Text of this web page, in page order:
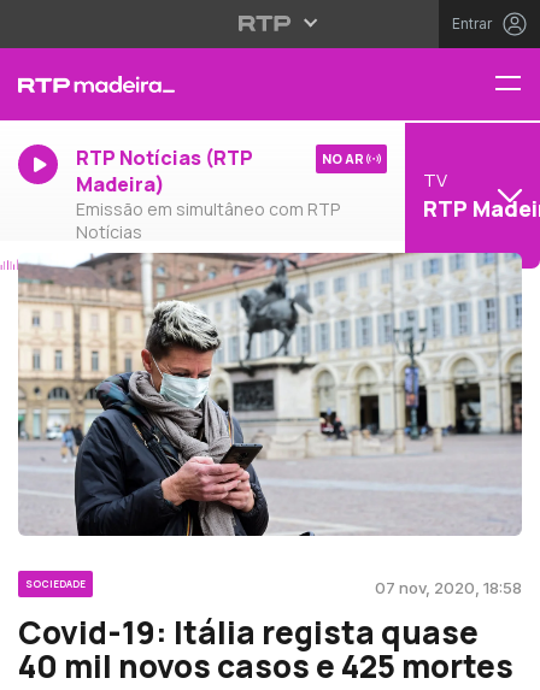
Entrar
RTP Notícias (RTP
Madeira)
Emissão em simultâneo com RTP
Notícias
NO AR
TV
RTP
SOCIEDADE 07 nov, 2020, 18:58
Covid-19: Itália regista quase
40 mil novos casos e 425 mortes